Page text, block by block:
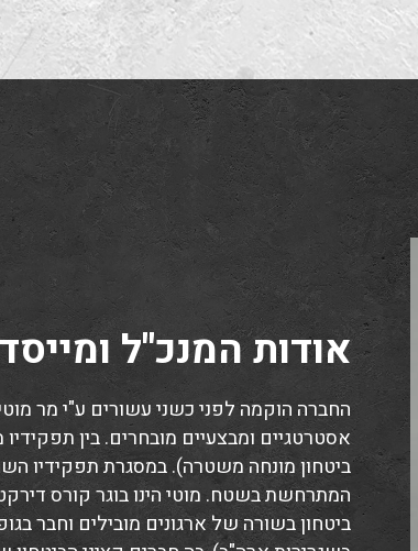
אודות המנכ"ל
החברה הוקמה לפני כשני עשורים ע"י מר מוטי
אסטרטגיים ומבצעיים מובחרים. בין
ביטחון מונחה משטרה). במסגרת תפקידיו
המתרחשת בשטח. מוטי הינו בוגר קורס